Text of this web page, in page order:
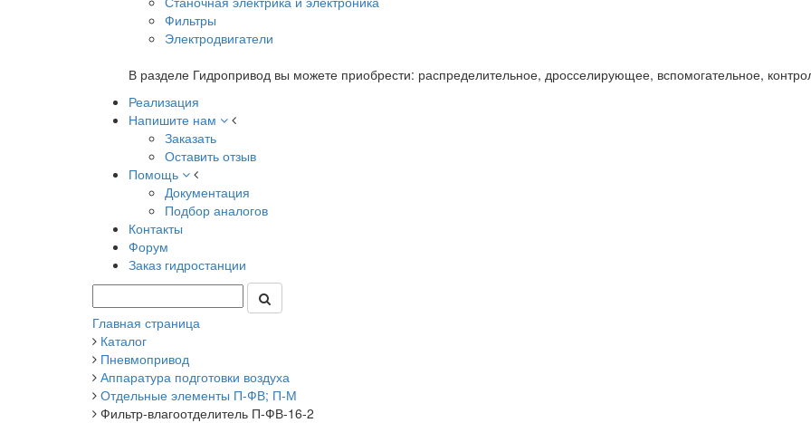
Фильтры
Электродвигатели
В разделе Гидропривод вы можете приобрести: распределительное, дросселирующее, вспомогательное,
Реализация
Напишите нам
Заказать
Оставить отзыв
Помощь
Документация
Подбор аналогов
Контакты
Форум
Заказ гидростанции
Главная страница
Каталог
Пневмопривод
Аппаратура подготовки воздуха
Отдельные элементы П-ФВ; П-М
Фильтр-влагоотделитель П-ФВ-16-2